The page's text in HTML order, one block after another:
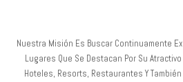
Nuestra Misión Es Buscar Continuamente
Lugares Que Se Destacan Por Su
Hoteles, Resorts, Restaurantes Y